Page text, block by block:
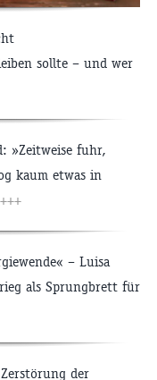
sollte – und wer
»Zeitweise fuhr,
kaum etwas in
+++
– Luisa
als Sprungbrett für
der